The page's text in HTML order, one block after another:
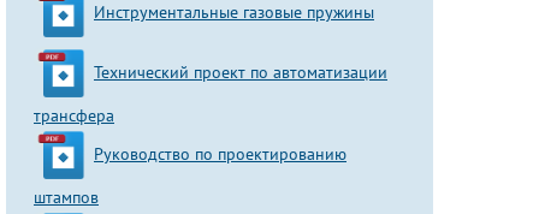
Инструментальные газовые пружины
Технический проект по автоматизации
трансфера
Руководство по проектированию
штампов